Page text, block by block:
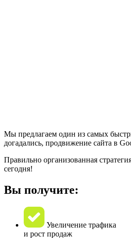
Мы предлагаем один из самых
догадались, продвижение сайта в
Правильно организованная
сегодня!
Вы получите:
Увеличение трафика
и рост продаж